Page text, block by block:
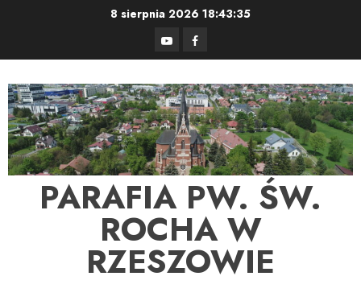
8 sierpnia 2026 18:43:35
YouTubeFacebook
PARAFIA PW. ŚW.
ROCHA W
RZESZOWIE